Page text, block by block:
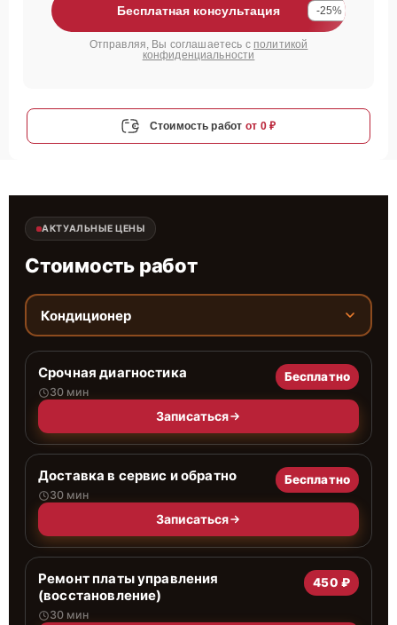
Бесплатная консультация -25%
Отправляя, Вы соглашаетесь с политикой
конфиденциальности
Стоимость работ от 0 ₽
АКТУАЛЬНЫЕ ЦЕНЫ
Стоимость работ
Кондиционер
Срочная диагностика
30 мин
Бесплатно
Записаться
Доставка в сервис и обратно
30 мин
Бесплатно
Записаться
Ремонт платы управления
(восстановление)
30 мин
450 ₽